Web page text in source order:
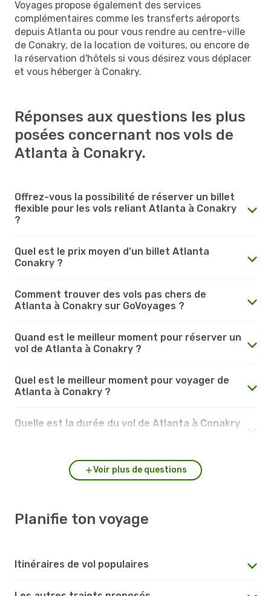
Voyages propose également des services
complémentaires comme les transferts aéroports
depuis Atlanta ou pour vous rendre au centre-ville
de Conakry, de la location de voitures, ou encore de
la réservation d'hôtels si vous désirez vous déplacer
et vous héberger à Conakry.
Réponses aux questions les plus
posées concernant nos vols de
Atlanta à Conakry.
Offrez-vous la possibilité de réserver un billet
flexible pour les vols reliant Atlanta à Conakry
?
Quel est le prix moyen d'un billet Atlanta
Conakry ?
Comment trouver des vols pas chers de
Atlanta à Conakry sur GoVoyages ?
Quand est le meilleur moment pour réserver un
vol de Atlanta à Conakry ?
Quel est le meilleur moment pour voyager de
Atlanta à Conakry ?
Quelle est la durée du vol de Atlanta à Conakry
Voir plus de questions
Planifie ton voyage
Itinéraires de vol populaires